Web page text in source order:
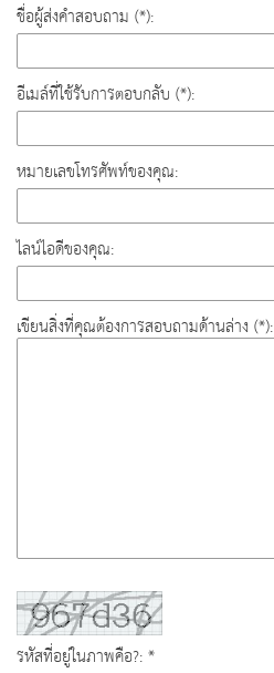
ชื่อผู้ส่งคำสอบถาม (*):
อีเมล์ที่ใช้รับการตอบกลับ (*):
หมายเลขโทรศัพท์ของคุณ:
ไลน์ไอดีของคุณ:
เขียนสิ่งที่คุณต้องการสอบถามด้านล่าง (*):
รหัสที่อยู่ในภาพคือ?: *